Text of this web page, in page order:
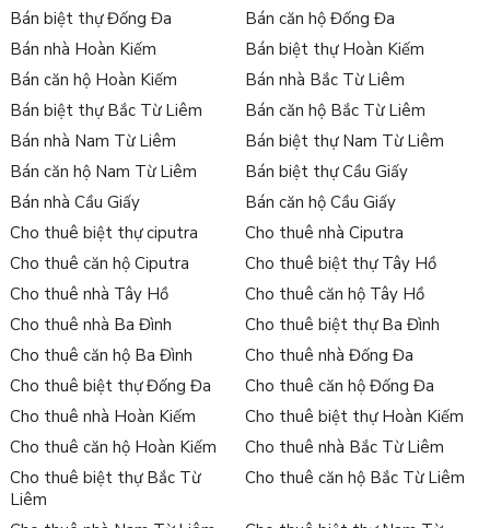
Bán biệt thự Đống Đa
Bán căn hộ Đống Đa
Bán nhà Hoàn Kiếm
Bán biệt thự Hoàn Kiếm
Bán căn hộ Hoàn Kiếm
Bán nhà Bắc Từ Liêm
Bán biệt thự Bắc Từ Liêm
Bán căn hộ Bắc Từ Liêm
Bán nhà Nam Từ Liêm
Bán biệt thự Nam Từ Liêm
Bán căn hộ Nam Từ Liêm
Bán biệt thự Cầu Giấy
Bán nhà Cầu Giấy
Bán căn hộ Cầu Giấy
Cho thuê biệt thự ciputra
Cho thuê nhà Ciputra
Cho thuê căn hộ Ciputra
Cho thuê biệt thự Tây Hồ
Cho thuê nhà Tây Hồ
Cho thuê căn hộ Tây Hồ
Cho thuê nhà Ba Đình
Cho thuê biệt thự Ba Đình
Cho thuê căn hộ Ba Đình
Cho thuê nhà Đống Đa
Cho thuê biệt thự Đống Đa
Cho thuê căn hộ Đống Đa
Cho thuê nhà Hoàn Kiếm
Cho thuê biệt thự Hoàn Kiếm
Cho thuê căn hộ Hoàn Kiếm
Cho thuê nhà Bắc Từ Liêm
Cho thuê biệt thự Bắc Từ
Liêm
Cho thuê căn hộ Bắc Từ Liêm